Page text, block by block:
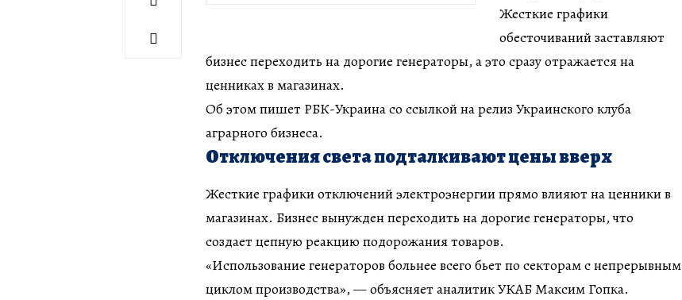
Жесткие графики
обесточиваний заставляют
бизнес переходить на дорогие генераторы, а это сразу отражается на
ценниках в магазинах.
Об этом пишет РБК-Украина со ссылкой на релиз Украинского клуба
аграрного бизнеса.
Отключения света подталкивают цены вверх
Жесткие графики отключений электроэнергии прямо влияют на ценники в
магазинах. Бизнес вынужден переходить на дорогие генераторы, что
создает цепную реакцию подорожания товаров.
«Использование генераторов больнее всего бьет по секторам с непрерывным
циклом производства», — объясняет аналитик УКАБ Максим Гопка.